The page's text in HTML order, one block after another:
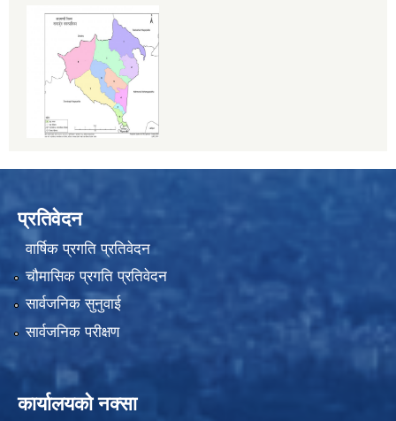
प्रतिवेदन
वार्षिक प्रगति प्रतिवेदन
चौमासिक प्रगति प्रतिवेदन
सार्वजनिक सुनुवाई
सार्वजनिक परीक्षण
कार्यालयको नक्सा